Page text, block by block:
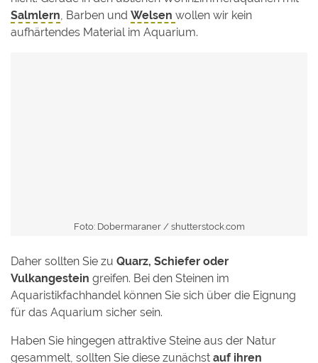
Salmlern, Barben und Welsen wollen wir kein
aufhärtendes Material im Aquarium.
Foto: Dobermaraner / shutterstock.com
Daher sollten Sie zu Quarz, Schiefer oder
Vulkangestein greifen. Bei den Steinen im
Aquaristikfachhandel können Sie sich über die Eignung
für das Aquarium sicher sein.
Haben Sie hingegen attraktive Steine aus der Natur
gesammelt, sollten Sie diese zunächst auf ihren